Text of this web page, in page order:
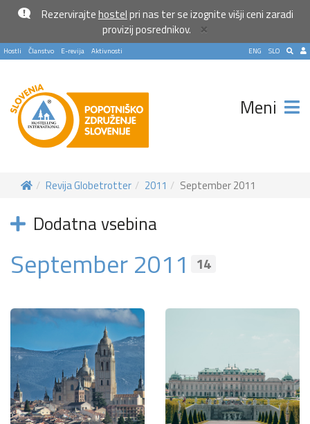
Rezervirajtehostelpri nas ter se izognite višji ceni zaradi
provizij posrednikov.
×
Hostli Članstvo E-revija Aktivnosti SLO
ENG
Meni
Revija Globetrotter 2011 September 2011
Dodatna vsebina
September 2011 14
Pošlji VESELJE5 na 1919 in
Pomagaj otrokom z manj priložnostmi do počitnic na morju.
Ne hvala